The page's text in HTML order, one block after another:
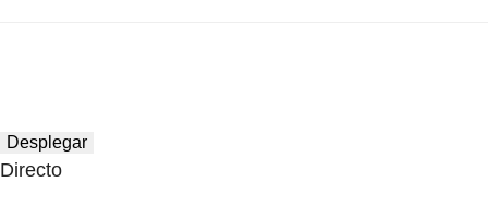
Desplegar
Directo